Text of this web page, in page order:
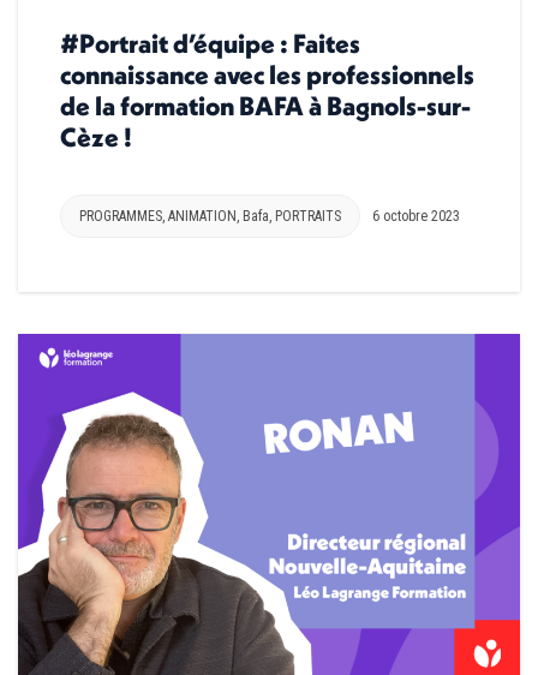
#Portrait d’équipe : Faites
connaissance avec les professionnels
de la formation BAFA à Bagnols-sur-
Cèze !
PROGRAMMES, ANIMATION , Bafa, PORTRAITS 6 octobre 2023